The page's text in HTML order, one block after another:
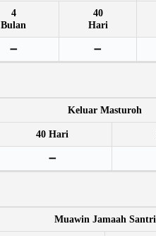
4
Bulan
40
Hari
➖ ➖
Keluar Masturoh
40 Hari
➖
Muawin Jamaah Santri